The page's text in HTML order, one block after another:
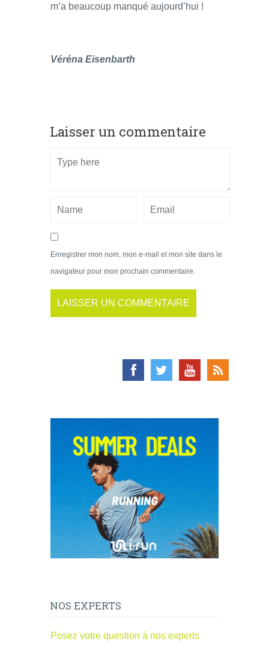
m’a beaucoup manqué aujourd’hui !
Véréna Eisenbarth
Laisser un commentaire
Enregistrer mon nom, mon e-mail et mon site dans le
navigateur pour mon prochain commentaire.
NOS EXPERTS
Posez votre question à nos experts